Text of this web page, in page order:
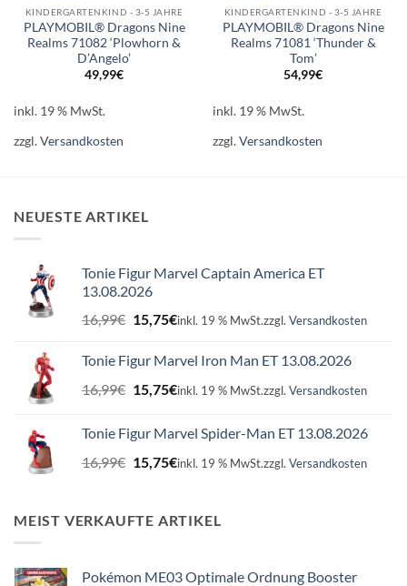
KINDERGARTENKIND - 3-5 JAHRE
PLAYMOBIL® Dragons Nine
Realms 71082 ‘Plowhorn &
D’Angelo’
49,99€
inkl. 19 % MwSt.
zzgl.Versandkosten
KINDERGARTENKIND - 3-5 JAHRE
PLAYMOBIL® Dragons Nine
Realms 71081 ‘Thunder &
Tom’
54,99€
inkl. 19 % MwSt.
zzgl.Versandkosten
NEUESTE ARTIKEL
Tonie Figur Marvel Captain America ET
13.08.2026
16,99€ Ursprünglicher
Preis
16,99€
15,75€Aktueller
15,75€.
inkl. 19 % MwSt.zzgl. Versandkosten
Tonie Figur Marvel Iron Man ET 13.08.2026
16,99€ Ursprünglicher
Preis
16,99€
15,75€Aktueller
15,75€.
inkl. 19 % MwSt.zzgl. Versandkosten
Tonie Figur Marvel Spider-Man ET 13.08.2026
16,99€ Ursprünglicher
Preis
16,99€
15,75€Aktueller
15,75€.
inkl. 19 % MwSt.zzgl. Versandkosten
MEIST VERKAUFTE ARTIKEL
Pokémon ME03 Optimale Ordnung Booster